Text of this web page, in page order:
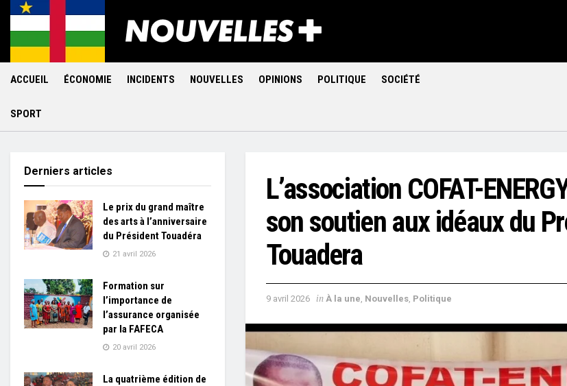
ACCUEIL ÉCONOMIE INCIDENTS NOUVELLES OPINIONS POLITIQUE SOCIÉTÉ
SPORT
L’association COFAT-
son soutien aux idéaux du
Touadera
9 avril 2026 in À la une Nouvelles, Politique
Derniers articles
Le prix du grand maître
des arts à l’anniversaire
du Président Touadéra
21 avril 2026
Formation sur
l’importance de
l’assurance organisée
par la FAFECA
20 avril 2026
La quatrième édition de